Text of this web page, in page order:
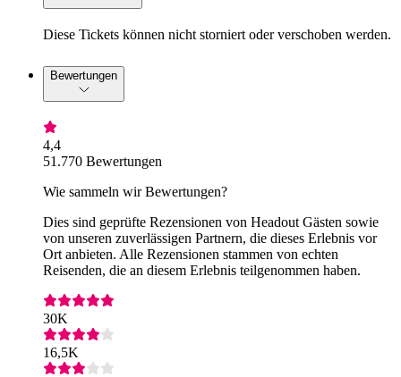
Diese Tickets können nicht storniert oder verschoben werden.
Bewertungen
4,4
51.770 Bewertungen
Wie sammeln wir Bewertungen?
Dies sind geprüfte Rezensionen von Headout Gästen sowie
von unseren zuverlässigen Partnern, die dieses Erlebnis vor
Ort anbieten. Alle Rezensionen stammen von echten
Reisenden, die an diesem Erlebnis teilgenommen haben.
30K
16,5K